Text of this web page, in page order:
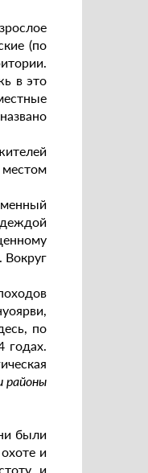
(по
в это
Вокруг
по
годах.
районы
были
и
и